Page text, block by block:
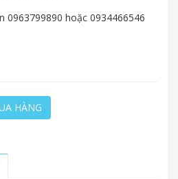
0963799890 hoặc 0934466546
HÀNG